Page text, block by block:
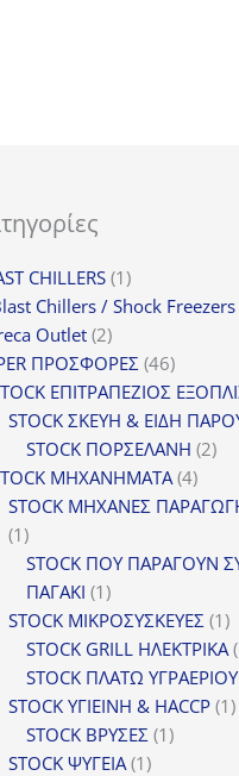
CHILLERS 11
προϊόν
Chillers / Shock Freezers
Outlet 22
προϊόντα
ΠΡΟΣΦΟΡΕΣ 4646
ΕΠΙΤΡΑΠΕΖΙΟΣ
STOCK ΣΚΕΥΗ & ΕΙΔΗ
STOCK ΠΟΡΣΕΛΑΝΗ 22
ΜΗΧΑΝΗΜΑΤΑ 44
STOCK ΜΗΧΑΝΕΣ
11
προϊόν
STOCK ΠΟΥ ΠΑΡΑΓΟΥΝ
ΠΑΓΑΚΙ 11
προϊόν
STOCK ΜΙΚΡΟΣΥΣΚΕΥΕΣ 11
STOCK GRILL ΗΛΕΚΤΡΙΚΑ
STOCK ΠΛΑΤΩ ΥΓΡΑΕΡΙΟΥ
STOCK ΥΓΙΕΙΝΗ & HACCP 11
STOCK ΒΡΥΣΕΣ 11
STOCK ΨΥΓΕΙΑ 11